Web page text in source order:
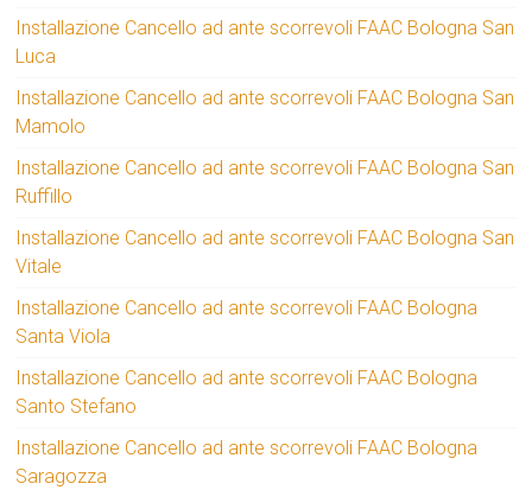
Installazione Cancello ad ante scorrevoli FAAC Bologna San
Luca
Installazione Cancello ad ante scorrevoli FAAC Bologna San
Mamolo
Installazione Cancello ad ante scorrevoli FAAC Bologna San
Ruffillo
Installazione Cancello ad ante scorrevoli FAAC Bologna San
Vitale
Installazione Cancello ad ante scorrevoli FAAC Bologna
Santa Viola
Installazione Cancello ad ante scorrevoli FAAC Bologna
Santo Stefano
Installazione Cancello ad ante scorrevoli FAAC Bologna
Saragozza